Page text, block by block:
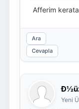
Afferim
Ara
Cevapla
Yeni